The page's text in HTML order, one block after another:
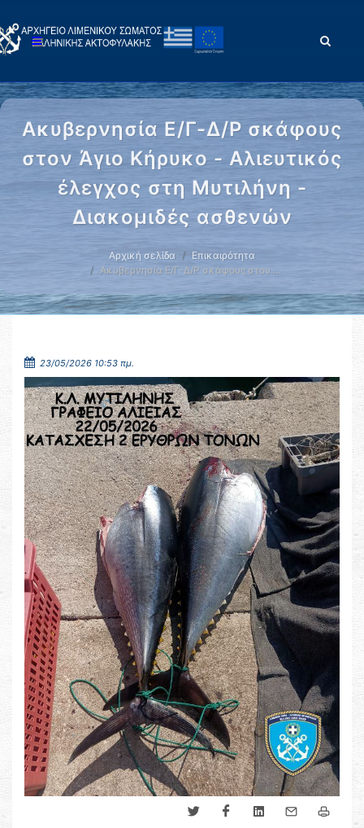
Ακυβερνησία Ε/Γ-Δ/Ρ σκάφους
στον Άγιο Κήρυκο - Αλιευτικός
έλεγχος στη Μυτιλήνη -
Διακομιδές ασθενών
Αρχική σελίδα
Επικαιρότητα
Ακυβερνησία Ε/Γ-Δ/Ρ σκάφους στον …
23/05/2026 10:53 πμ.